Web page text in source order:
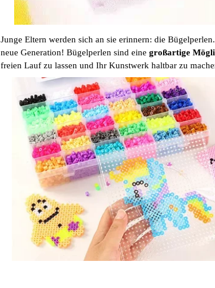
Junge Eltern werden sich an sie erinnern: die
neue Generation! Bügelperlen sind eine großartige
freien Lauf zu lassen und Ihr Kunstwerk haltbar zu